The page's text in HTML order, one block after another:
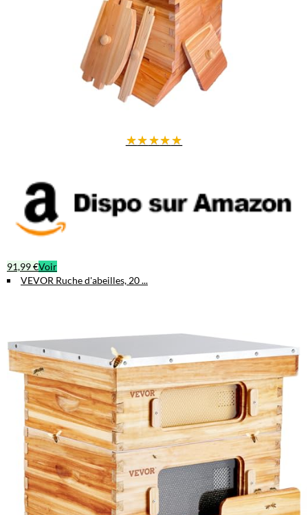
Dimensions adaptées à une ruche de jardin ou cour
Matériau : bois massif sapin de Chine
Nombre de cadres : 7 (miel et couvain)
Système d'écoulement automatique avec robinet à miel
★★★★★
91,99 €Voir
VEVOR Ruche d'abeilles, 20 ...